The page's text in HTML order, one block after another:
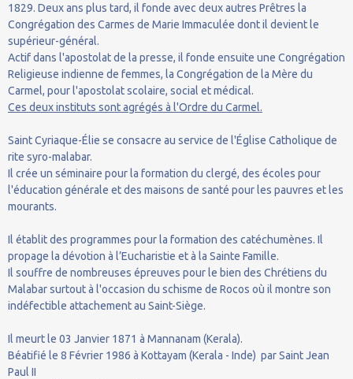
1829. Deux ans plus tard, il fonde avec deux autres Prêtres la
Congrégation des Carmes de Marie Immaculée dont il devient le
supérieur-général.
Actif dans l'apostolat de la presse, il fonde ensuite une Congrégation
Religieuse indienne de femmes, la Congrégation de la Mère du
Carmel, pour l'apostolat scolaire, social et médical.
Ces deux instituts sont agrégés à l'Ordre du Carmel.
Saint Cyriaque-Élie se consacre au service de l'Église Catholique de
rite syro-malabar.
Il crée un séminaire pour la formation du clergé, des écoles pour
l'éducation générale et des maisons de santé pour les pauvres et les
mourants.
Il établit des programmes pour la formation des catéchumènes. Il
propage la dévotion à l’Eucharistie et à la Sainte Famille.
Il souffre de nombreuses épreuves pour le bien des Chrétiens du
Malabar surtout à l'occasion du schisme de Rocos où il montre son
indéfectible attachement au Saint-Siège.
Il meurt le 03 Janvier 1871 à Mannanam (Kerala).
Béatifié le 8 Février 1986 à Kottayam (Kerala - Inde) par Saint Jean
Paul II